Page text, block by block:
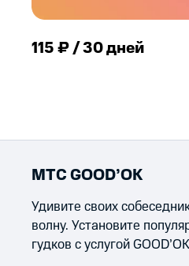
115 ₽ / 30 дней
МТС GOOD’OK
Удивите своих
волну. Установите
гудков с услугой